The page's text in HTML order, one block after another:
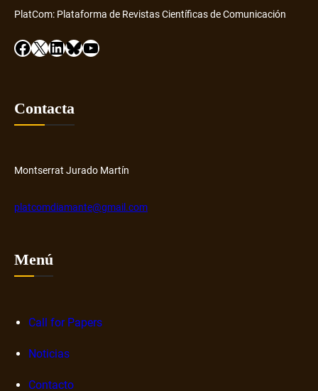
PlatCom: Plataforma de Revistas Científicas de Comunicación
Facebook X LinkedIn Bluesky YouTube
Contacta
Montserrat Jurado Martín
platcomdiamante@gmail.com
Menú
Call for Papers
Noticias
Contacto